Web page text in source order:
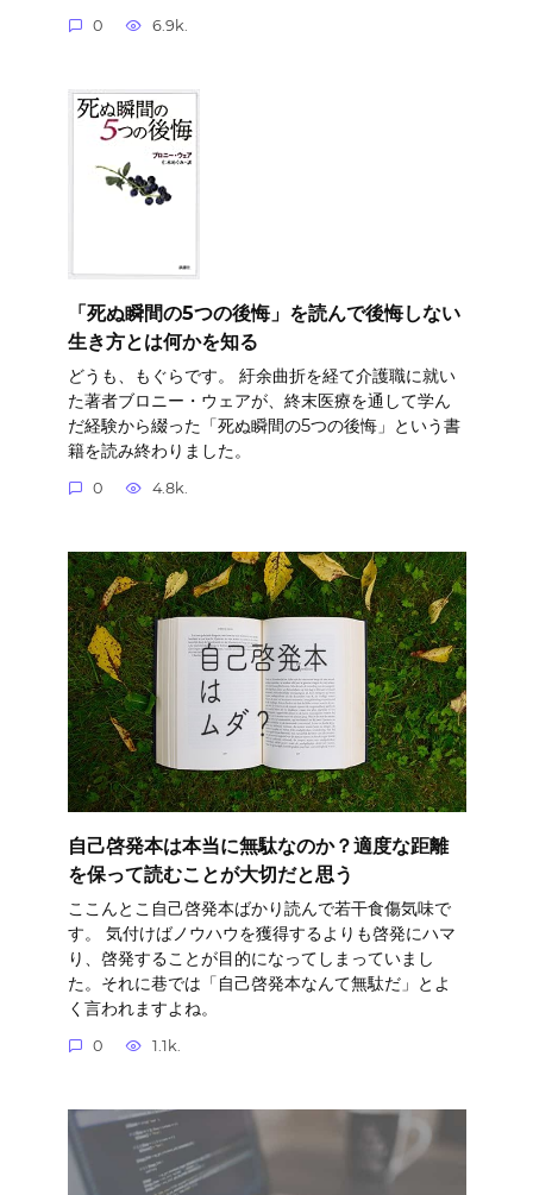
0 6.9k.
「死ぬ瞬間の5つの後悔」を読んで後悔しない
生き方とは何かを知る
どうも、もぐらです。 紆余曲折を経て介護職に就い
た著者ブロニー・ウェアが、終末医療を通して学ん
だ経験から綴った「死ぬ瞬間の5つの後悔」という書
籍を読み終わりました。
0 4.8k.
自己啓発本は本当に無駄なのか？適度な距離
を保って読むことが大切だと思う
ここんとこ自己啓発本ばかり読んで若干食傷気味で
す。 気付けばノウハウを獲得するよりも啓発にハマ
り、啓発することが目的になってしまっていまし
た。それに巷では「自己啓発本なんて無駄だ」とよ
く言われますよね。
0 1.1k.